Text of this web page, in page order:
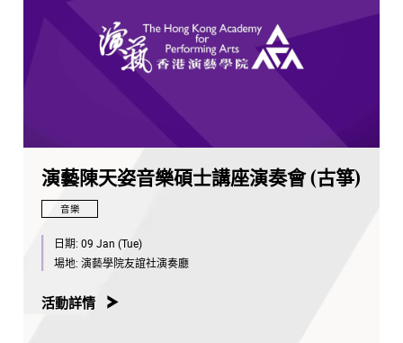
演藝陳天姿音樂碩士講座演奏會 (古箏)
音樂
日期: 09 Jan (Tue)
場地: 演藝學院友誼社演奏廳
活動詳情